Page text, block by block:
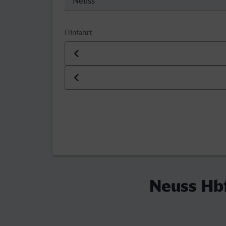
Hinfahrt
Datum der Hinfahrt
Uhrzeit der Hinfahrt
Neuss